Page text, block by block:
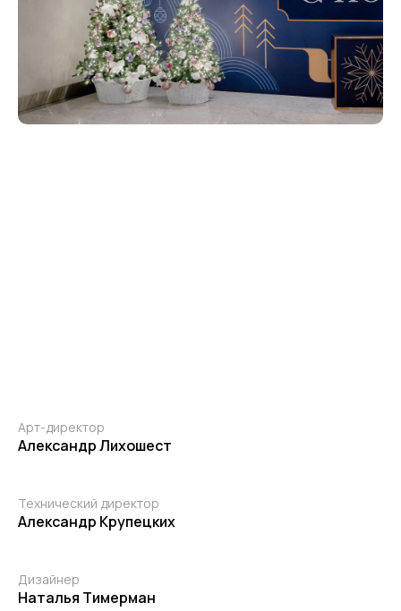
Арт-директор
Александр Лихошест
Технический директор
Александр Крупецких
Дизайнер
Наталья Тимерман